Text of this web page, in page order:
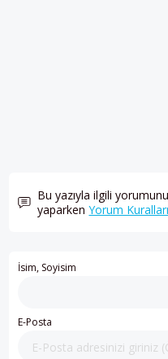
Bu yazıyla ilgili
yaparkenYorum
İsim, Soyisim
E-Posta